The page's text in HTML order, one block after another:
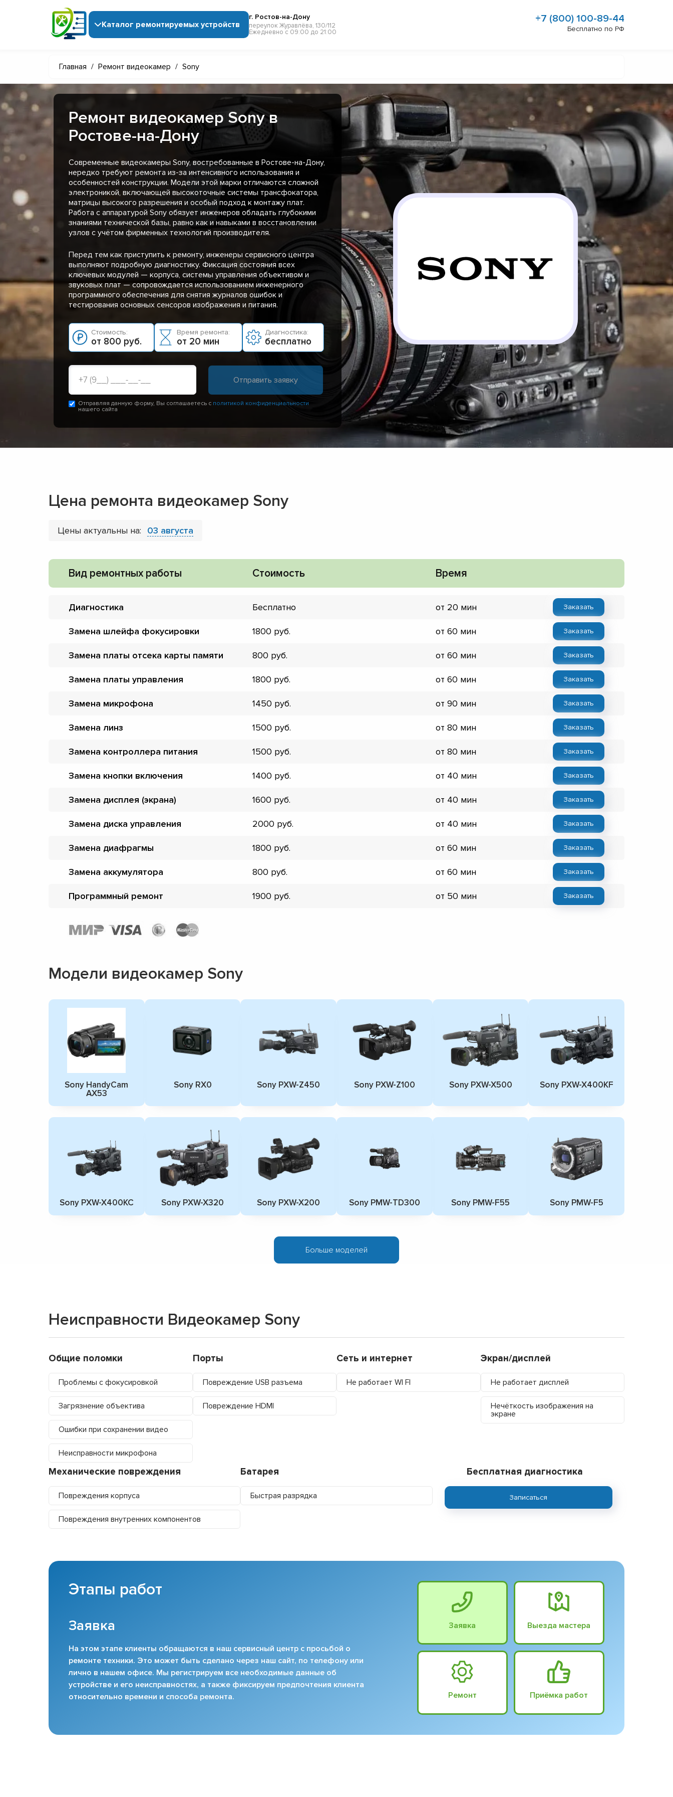
Каталог ремонтируемых устройств
г. Ростов-на-Дону
переулок Журавлёва, 130/112
Ежедневно с 09:00 до 21:00
+7 (800) 100-89-44
Бесплатно по РФ
Главная / Ремонт видеокамер / Sony
Ремонт видеокамер Sony в
Ростове-на-Дону
Современные видеокамеры Sony, востребованные в Ростове-на-Дону,
нередко требуют ремонта из-за интенсивного использования и
особенностей конструкции. Модели этой марки отличаются сложной
электроникой, включающей высокоточные системы трансфокатора,
матрицы высокого разрешения и особый подход к монтажу плат.
Работа с аппаратурой Sony обязует инженеров обладать глубокими
знаниями технической базы, равно как и навыками в восстановлении
узлов с учётом фирменных технологий производителя.
Перед тем как приступить к ремонту, инженеры сервисного центра
выполняют подробную диагностику. Фиксация состояния всех
ключевых модулей — корпуса, системы управления объективом и
звуковых плат — сопровождается использованием инженерного
программного обеспечения для снятия журналов ошибок и
тестирования основных сенсоров изображения и питания.
Стоимость:
от 800 руб.
Время ремонта:
от 20 мин
Диагностика:
бесплатно
Отправляя данную форму, Вы соглашаетесь с политикой конфиденциальности
нашего сайта
Цена ремонта видеокамер Sony
Цены актуальны на: 03 августа
Вид ремонтных работы Стоимость Время
Диагностика Бесплатно от 20 мин Заказать
Замена шлейфа фокусировки 1800 от 60 мин Заказать
Замена платы отсека карты памяти 800 от 60 мин Заказать
Замена платы управления 1800 от 60 мин Заказать
Замена микрофона 1450 от 90 мин Заказать
Замена линз 1500 от 80 мин Заказать
Замена контроллера питания 1500 от 80 мин Заказать
Замена кнопки включения 1400 от 40 мин Заказать
Замена дисплея (экрана) 1600 от 40 мин Заказать
Замена диска управления 2000 от 40 мин Заказать
Замена диафрагмы 1800 от 60 мин Заказать
Замена аккумулятора 800 от 60 мин Заказать
Программный ремонт 1900 от 50 мин Заказать
Модели видеокамер Sony
Sony HandyCam
AX53
Sony RX0 Sony PXW-Z450 Sony PXW-Z100 Sony PXW-X500 Sony PXW-X400KF
Sony PXW-X400KC Sony PXW-X320 Sony PXW-X200 Sony PMW-TD300 Sony PMW-F55 Sony PMW-F5
Больше моделей
Неисправности Видеокамер Sony
Общие поломки
Проблемы с фокусировкой
Загрязнение объектива
Ошибки при сохранении видео
Неисправности микрофона
Порты
Повреждение USB разъема
Повреждение HDMI
Сеть и интернет
Не работает WI FI
Экран/дисплей
Не работает дисплей
Нечёткость изображения на
экране
Механические повреждения
Повреждения корпуса
Повреждения внутренних компонентов
Батарея
Быстрая разрядка
Бесплатная диагностика
Записаться
Этапы работ
Заявка
На этом этапе клиенты обращаются в наш сервисный центр с просьбой о
ремонте техники. Это может быть сделано через наш сайт, по телефону или
лично в нашем офисе. Мы регистрируем все необходимые данные об
устройстве и его неисправностях, а также фиксируем предпочтения клиента
относительно времени и способа ремонта.
Заявка Выезда мастера
Ремонт Приёмка работ